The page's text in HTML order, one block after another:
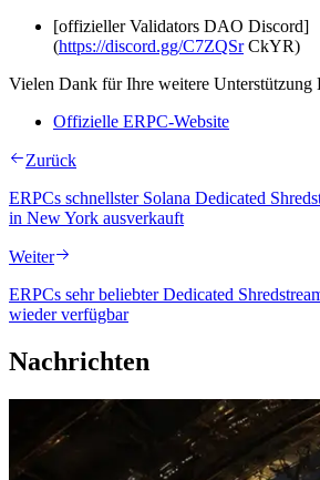
[offizieller Validators DAO Discord]
(https://discord.gg/C7ZQSrCkYR)
Vielen Dank für Ihre weitere Unterstützung
Offizielle ERPC-Website
Zurück
ERPCs schnellster Solana Dedicated
in New York ausverkauft
Weiter
ERPCs sehr beliebter Dedicated
wieder verfügbar
Nachrichten